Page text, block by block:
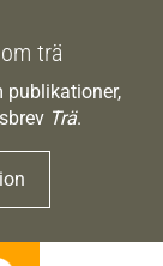
trä
Trä.